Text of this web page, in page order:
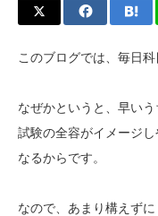
このブログでは、毎日
なぜかというと、早い
試験の全容がイメージ
なるからです。
なので、あまり構えず